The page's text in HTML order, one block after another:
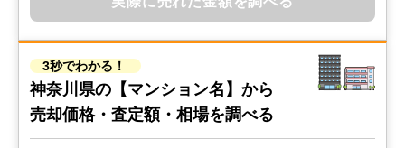
3秒でわかる！
神奈川県の 【マンション名】から
売却価格・査定額・相場を調べる